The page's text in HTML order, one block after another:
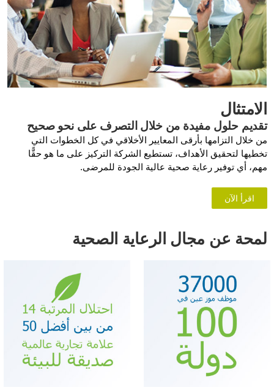
الامتثال
تقديم حلول مفيدة من خلال التصرف على نحو صحيح
من خلال التزامها بأرقى المعايير الأخلاقي في كل الخطوات التي
تخطيها لتحقيق الأهداف، تستطيع الشركة التركيز على ما هو حقًّا
مهم، أي توفير رعاية صحية عالية الجودة للمرضى.
اقرأ الآن
لمحة عن مجال الرعاية الصحية